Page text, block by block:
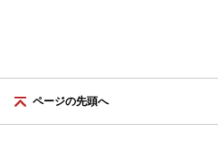
ページの先頭へ